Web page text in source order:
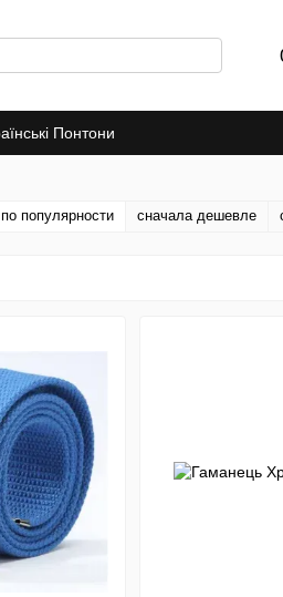
Понтони
по популярности сначала дешевле